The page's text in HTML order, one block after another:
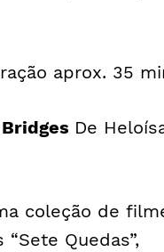
aprox. 35
De
coleção de
Quedas”,